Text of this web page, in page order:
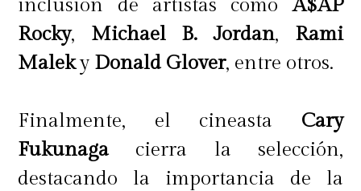
inclusión de artistas comoA$AP
Rocky, Michael B. Jordan, Rami
MalekyDonald Glover, entre otros.
Finalmente, el cineasta Cary
Fukunagacierra la selección,
destacando la importancia de la